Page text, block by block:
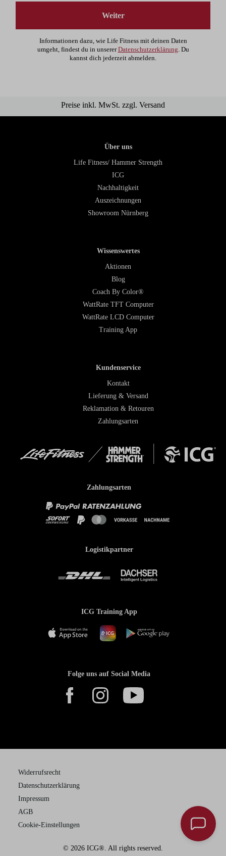
Weiter
Informationen dazu, wie Life Fitness mit deinen Daten
umgeht, findest du in unsererDatenschutzerklärung. Du
kannst dich jederzeit abmelden.
Preise inkl. MwSt. zzgl. Versand
Über uns
Life Fitness/ Hammer Strength
ICG
Nachhaltigkeit
Auszeichnungen
Showroom Nürnberg
Wissenswertes
Aktionen
Blog
Coach By Color®
WattRate TFT Computer
WattRate LCD Computer
Training App
Kundenservice
Kontakt
Lieferung & Versand
Reklamation & Retouren
Zahlungsarten
Zahlungsarten
Logistikpartner
ICG Training App
Folge uns auf Social Media
Widerrufsrecht
Datenschutzerklärung
Impressum
AGB
Cookie-Einstellungen
© 2026 ICG®. All rights reserved.